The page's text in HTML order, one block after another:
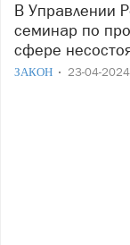
В Управлении Росреестра в Югре состоялся
семинар по
сфере
ЗАКОН 23-04-2024